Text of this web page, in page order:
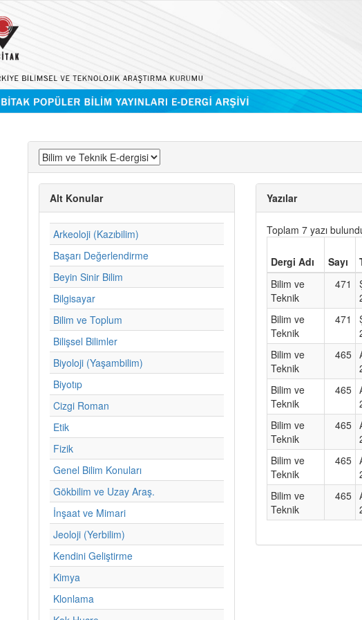
Alt Konular
Arkeoloji (Kazıbilim)
Başarı Değerlendirme
Beyin Sinir Bilim
Bilgisayar
Bilim ve Toplum
Bilişsel Bilimler
Biyoloji (Yaşambilim)
Biyotıp
Cizgi Roman
Etik
Fizik
Genel Bilim Konuları
Gökbilim ve Uzay Araş.
İnşaat ve Mimari
Jeoloji (Yerbilim)
Kendini Geliştirme
Kimya
Klonlama
Yazılar
Toplam 7 yazı
Dergi Adı Sayı
Bilim ve
Teknik
471
Bilim ve
Teknik
471
Bilim ve
Teknik
465
Bilim ve
Teknik
465
Bilim ve
Teknik
465
Bilim ve
Teknik
465
Bilim ve
Teknik
465